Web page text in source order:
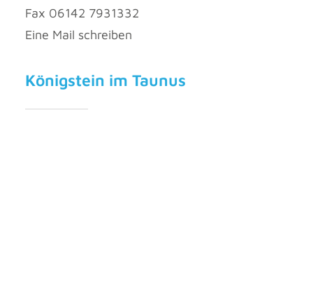
Fax 06142 7931332
Eine Mail schreiben
Königstein im Taunus